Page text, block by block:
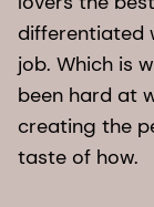
differentiated
job. Which is
been hard at
creating the
taste of how.